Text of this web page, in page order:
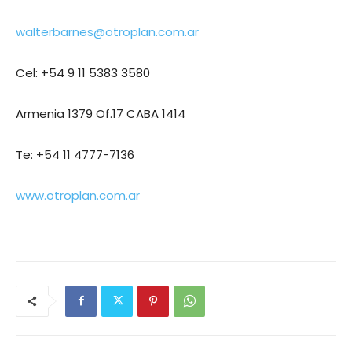
walterbarnes@otroplan.com.ar
Cel: +54 9 11 5383 3580
Armenia 1379 Of.17 CABA 1414
Te: +54 11 4777-7136
www.otroplan.com.ar